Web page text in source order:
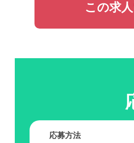
この求
応募方法